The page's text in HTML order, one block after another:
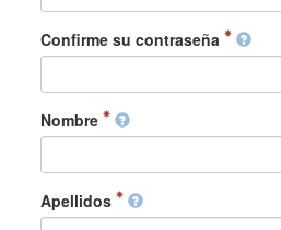
Confirme su contraseña
Nombre
Apellidos